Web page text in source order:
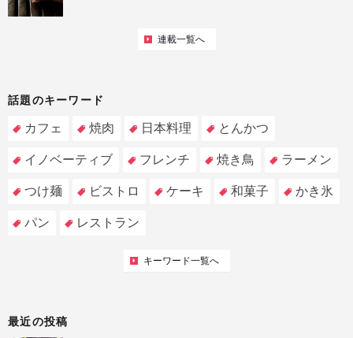
連載一覧へ
話題のキーワード
カフェ 焼肉 日本料理 とんかつ
イノベーティブ フレンチ 焼き鳥 ラーメン
つけ麺 ビストロ ケーキ 和菓子 かき氷
パン レストラン
キーワード一覧へ
最近の投稿